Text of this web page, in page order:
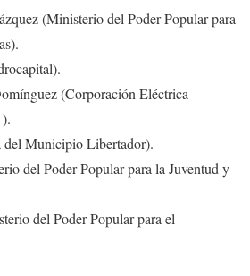
(Ministerio del Poder Popular para
(Corporación Eléctrica
Municipio Libertador).
del Poder Popular para la Juventud y
del Poder Popular para el